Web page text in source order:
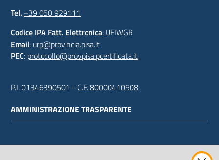
Tel. +39 050 929111
Codice IPA Fatt. Elettronica: UFIWGR
Email: urp@provincia.pisa.it
PEC: protocollo@provpisa.pcertificata.it
P.I. 01346390501 - C.F. 80000410508
AMMINISTRAZIONE TRASPARENTE